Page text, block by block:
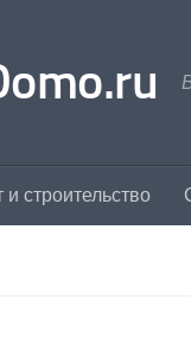
строительство